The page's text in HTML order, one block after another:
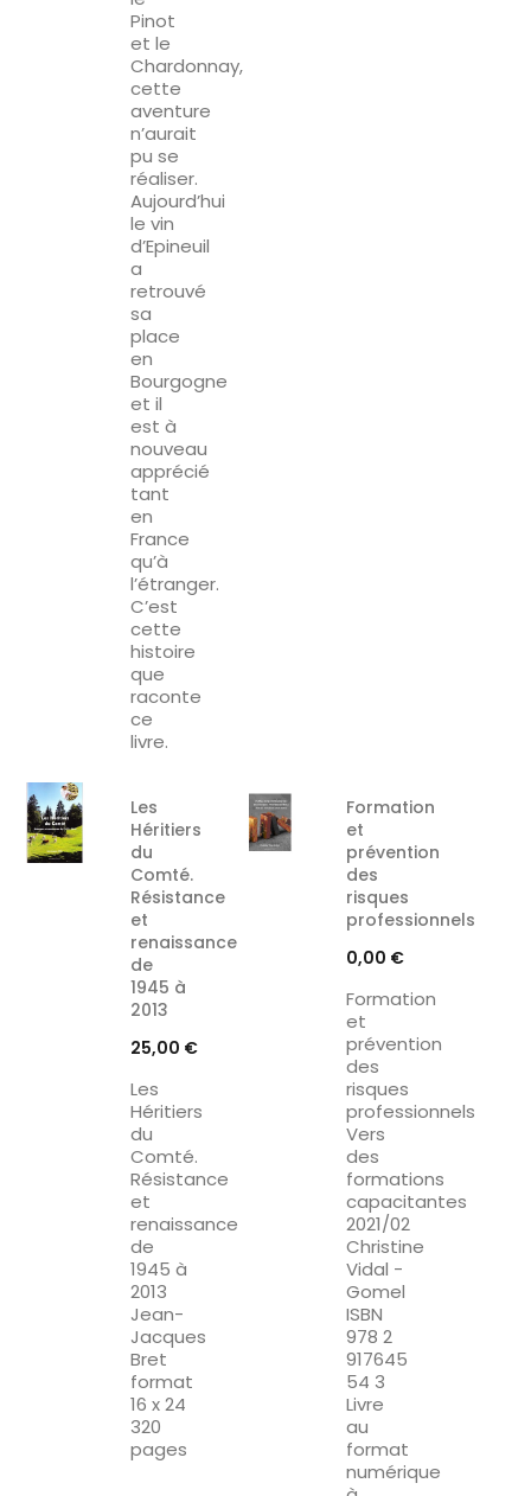
Pinot
et le
Chardonnay,
cette
aventure
n’aurait
pu se
réaliser.
Aujourd’hui
le vin
d’Epineuil
a
retrouvé
sa
place
en
Bourgogne
et il
est à
nouveau
apprécié
tant
en
France
qu’à
l’étranger.
C’est
cette
histoire
que
raconte
ce
livre.
Les
Héritiers
du
Comté.
Résistance
et
renaissance
de
1945 à
2013
Prix
25,00 €
Les
Héritiers
du
Comté.
Résistance
et
renaissance
de
1945 à
2013
Jean-
Jacques
Bret
format
16 x 24
320
pages
Formation
et
prévention
des
risques
professionnels
Prix
0,00 €
Formation
et
prévention
des
risques
professionnels
Vers
des
formations
capacitantes
2021/02
Christine
Vidal -
Gomel
ISBN
978 2
917645
54 3
Livre
au
format
numérique